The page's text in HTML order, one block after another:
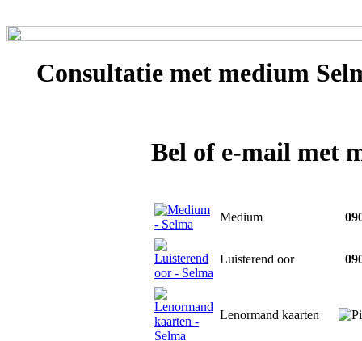
Consultatie met medium
Bel of e-mail met
Medium
Luisterend oor
Lenormand kaarten